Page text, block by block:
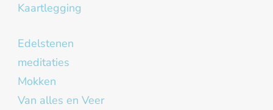
Kaartlegging
Edelstenen
meditaties
Mokken
Van alles en Veer